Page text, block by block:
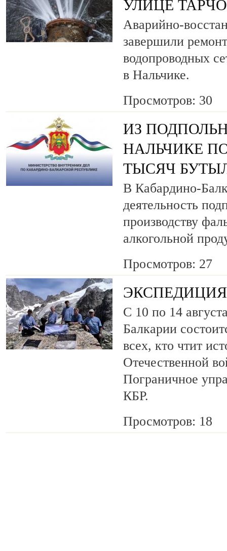
УЛИЦЕ
Аварийно-
завершили
водопроводных
в Нальчике.
Просмотров: 30
ИЗ
НАЛЬЧИКЕ
ТЫСЯЧ
В Кабардино-
деятельность
производству
алкогольной
Просмотров: 27
С 10 по 14
Балкарии
всех, кто чтит
Отечественной
Пограничное
КБР.
Просмотров: 18